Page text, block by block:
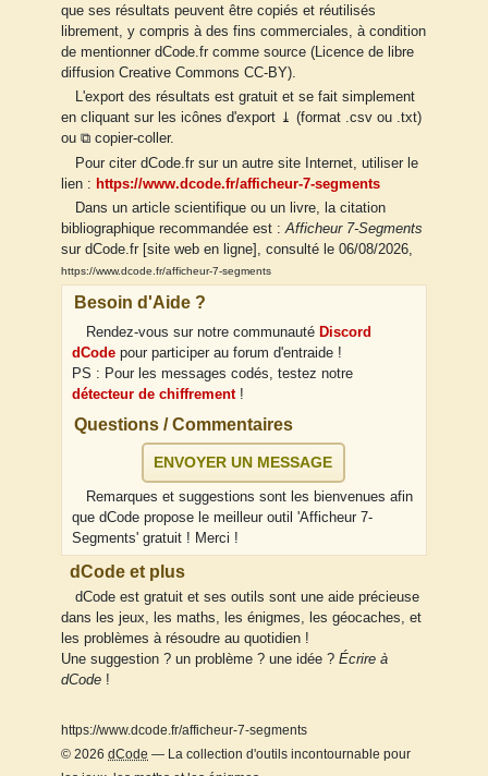
que ses résultats peuvent être copiés et réutilisés
librement, y compris à des fins commerciales, à condition
de mentionner dCode.fr comme source (Licence de libre
diffusion Creative Commons CC-BY).
L'export des résultats est gratuit et se fait simplement
en cliquant sur les icônes d'export ⤓ (format .csv ou .txt)
ou ⧉ copier-coller.
Pour citer dCode.fr sur un autre site Internet, utiliser le
lien : https://www.dcode.fr/afficheur-7-segments
Dans un article scientifique ou un livre, la citation
bibliographique recommandée est : Afficheur 7-Segments
sur dCode.fr [site web en ligne], consulté le 06/08/2026,
https://www.dcode.fr/afficheur-7-segments
Besoin d'Aide ?
Rendez-vous sur notre communauté Discord
dCode pour participer au forum d'entraide !
PS : Pour les messages codés, testez notre
détecteur de chiffrement!
Questions / Commentaires
ENVOYER UN MESSAGE
Remarques et suggestions sont les bienvenues afin
que dCode propose le meilleur outil 'Afficheur 7-
Segments' gratuit ! Merci !
dCode et plus
dCode est gratuit et ses outils sont une aide précieuse
dans les jeux, les maths, les énigmes, les géocaches, et
les problèmes à résoudre au quotidien !
Une suggestion ? un problème ? une idée ? Écrire à
dCode !
https://www.dcode.fr/afficheur-7-segments
© 2026 dCode — La collection d'outils incontournable pour